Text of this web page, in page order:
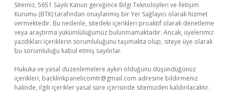
Sitemiz, 5651 Sayılı Kanun gereğince Bilgi Teknolojileri ve İletişim
Kurumu (BTK) tarafından onaylanmış bir Yer Sağlayıcı olarak hizmet
vermektedir. Bu nedenle, sitedeki içerikleri proaktif olarak denetleme
veya araştırma yükümlülüğümüz bulunmamaktadır. Ancak, üyelerimiz
yazdıkları içeriklerin sorumluluğunu taşımakta olup, siteye üye olarak
bu sorumluluğu kabul etmiş sayılırlar.
Hukuka ve yasal düzenlemelere aykırı olduğunu düşündüğünüz
içerikleri, backlinkpanelicomtr@gmail.com adresine bildirmeniz
halinde, ilgili içerikler yasal süre içerisinde sitemizden kaldırılacaktır.